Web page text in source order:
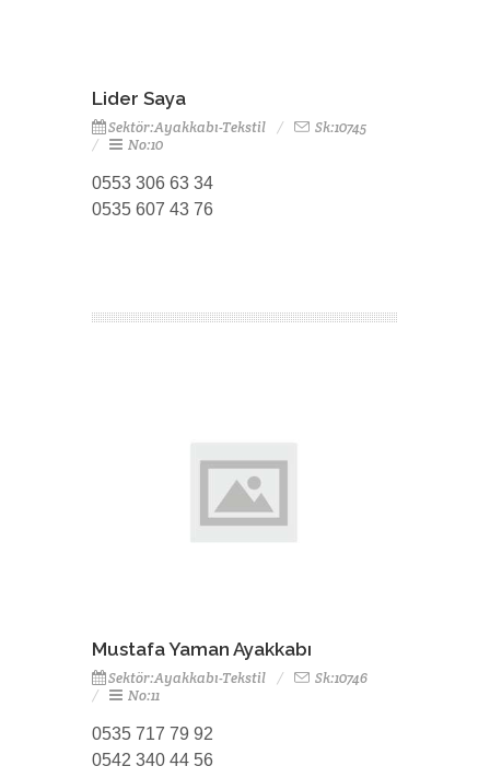
Lider Saya
Sektör:Ayakkabı-Tekstil
Sk:10745
No:10
0553 306 63 34
0535 607 43 76
Mustafa Yaman Ayakkabı
Sektör:Ayakkabı-Tekstil
Sk:10746
No:11
0535 717 79 92
0542 340 44 56